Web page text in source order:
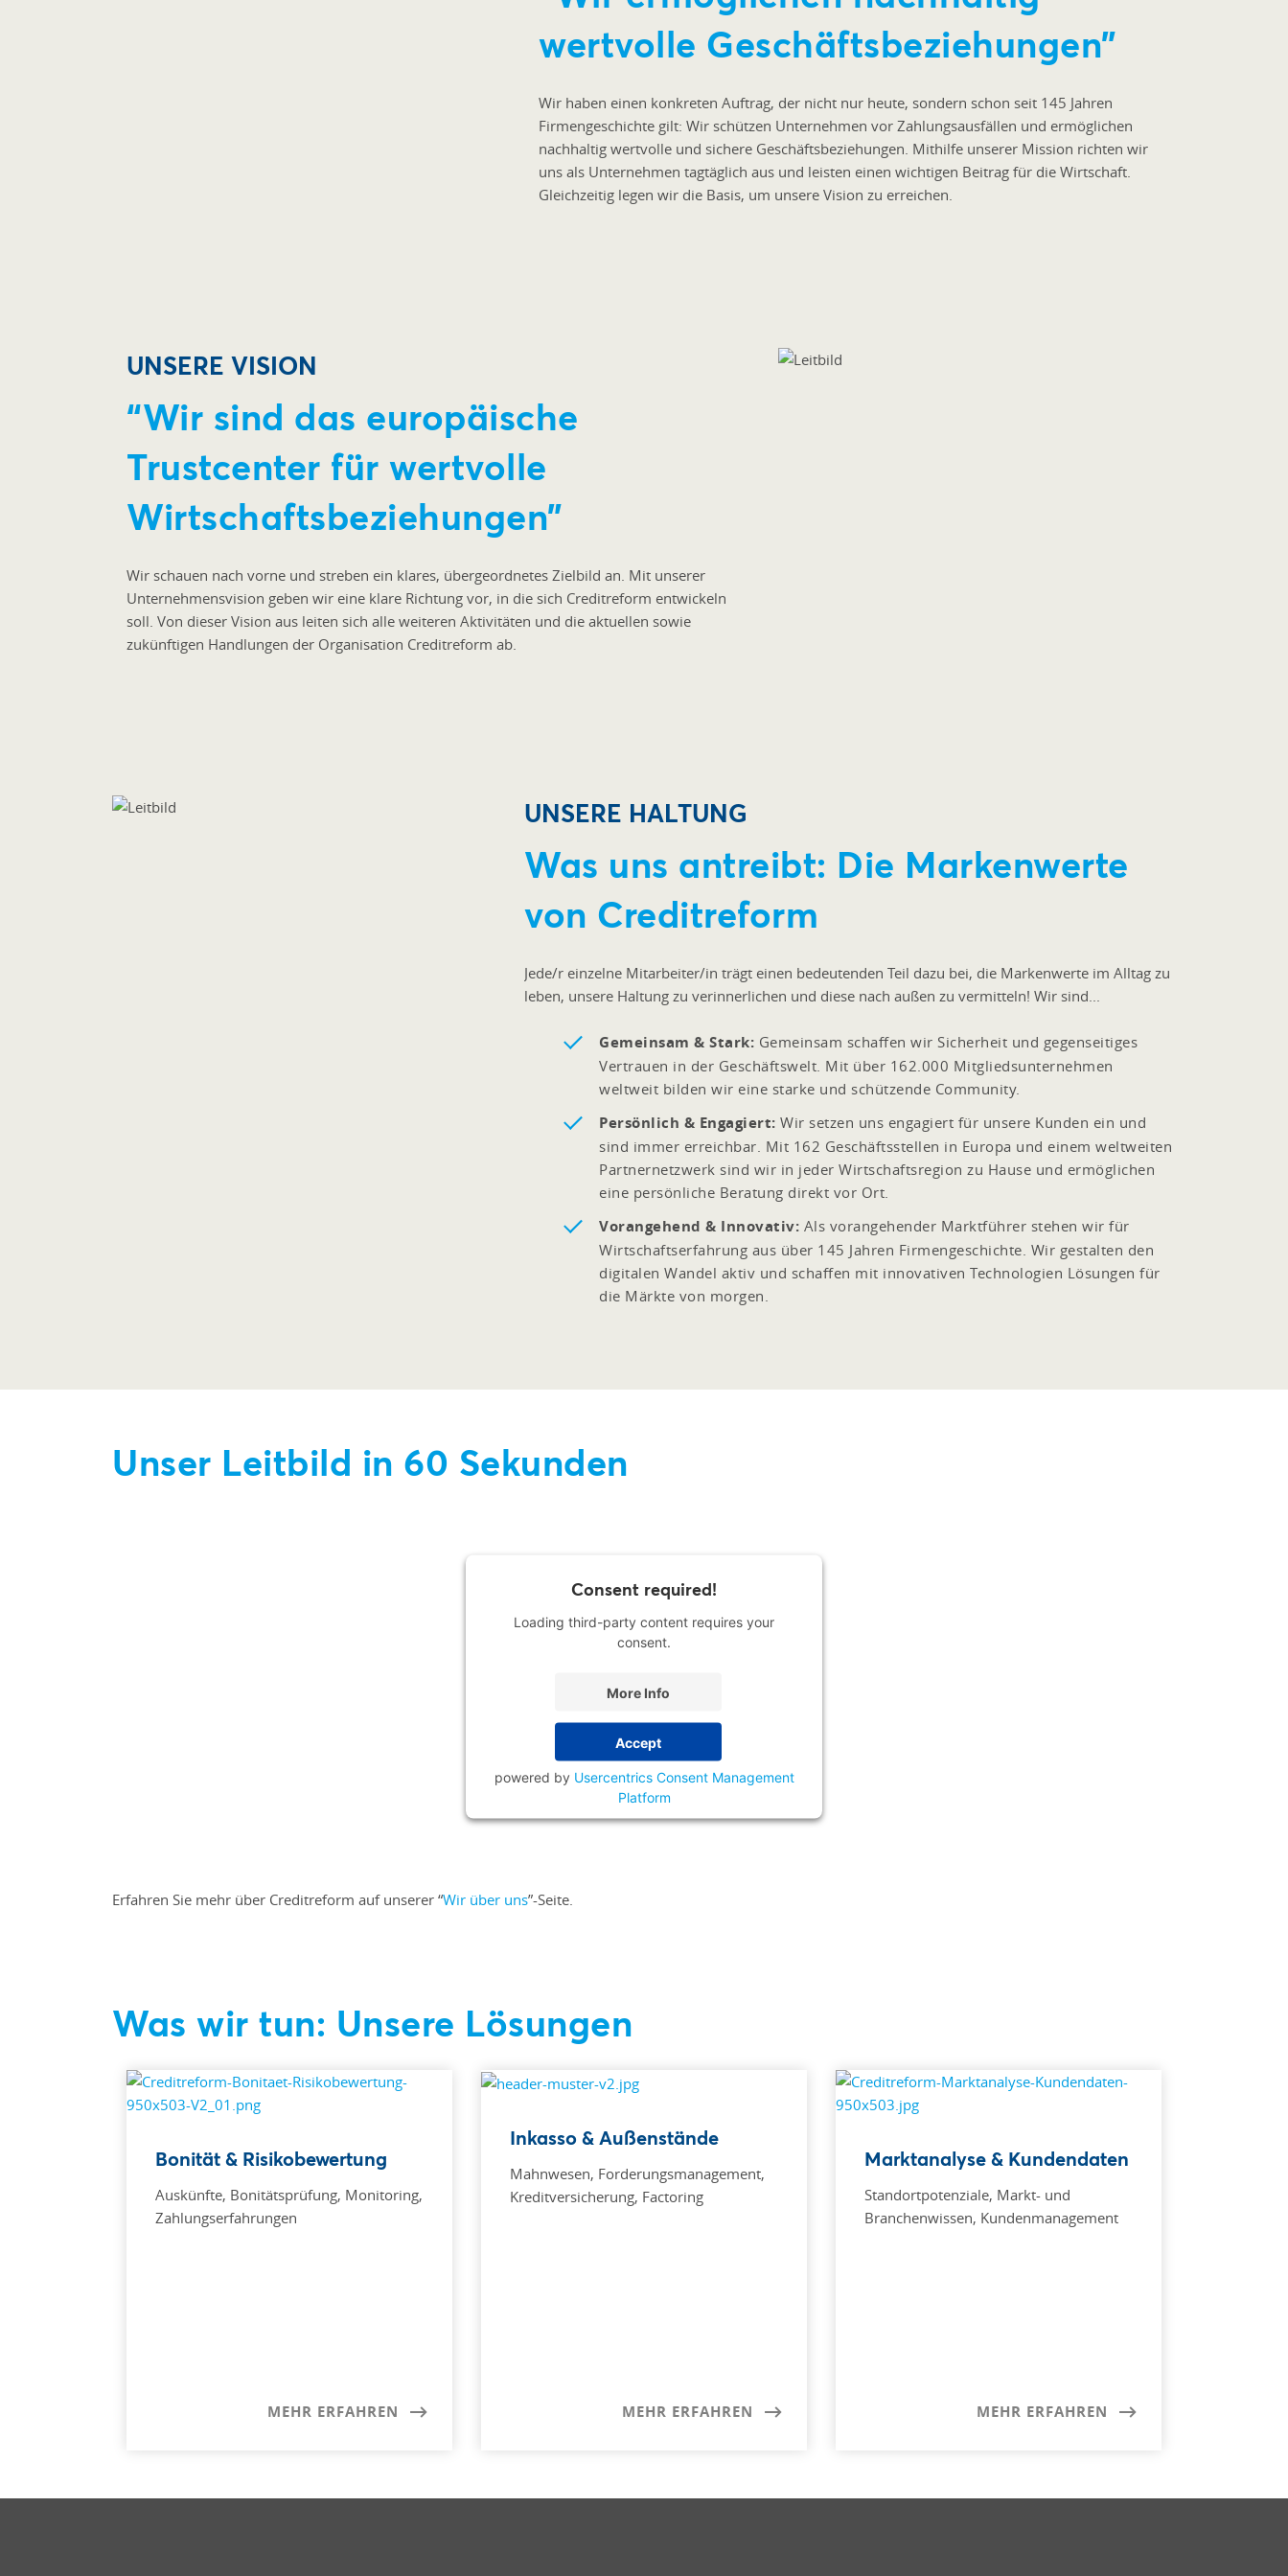
wertvolle Geschäftsbeziehungen”
Wir haben einen konkreten Auftrag, der nicht nur heute, sondern schon seit 145 Jahren
Firmengeschichte gilt: Wir schützen Unternehmen vor Zahlungsausfällen und ermöglichen
nachhaltig wertvolle und sichere Geschäftsbeziehungen. Mithilfe unserer Mission richten wir
uns als Unternehmen tagtäglich aus und leisten einen wichtigen Beitrag für die Wirtschaft.
Gleichzeitig legen wir die Basis, um unsere Vision zu erreichen.
UNSERE VISION
“Wir sind das europäische
Trustcenter für wertvolle
Wirtschaftsbeziehungen”
Wir schauen nach vorne und streben ein klares, übergeordnetes Zielbild an. Mit unserer
Unternehmensvision geben wir eine klare Richtung vor, in die sich Creditreform entwickeln
soll. Von dieser Vision aus leiten sich alle weiteren Aktivitäten und die aktuellen sowie
zukünftigen Handlungen der Organisation Creditreform ab.
UNSERE HALTUNG
Was uns antreibt: Die Markenwerte
von Creditreform
Jede/r einzelne Mitarbeiter/in trägt einen bedeutenden Teil dazu bei, die Markenwerte im Alltag zu
leben, unsere Haltung zu verinnerlichen und diese nach außen zu vermitteln! Wir sind...
Gemeinsam & Stark: Gemeinsam schaffen wir Sicherheit und gegenseitiges
Vertrauen in der Geschäftswelt. Mit über 162.000 Mitgliedsunternehmen
weltweit bilden wir eine starke und schützende Community.
Persönlich & Engagiert: Wir setzen uns engagiert für unsere Kunden ein und
sind immer erreichbar. Mit 162 Geschäftsstellen in Europa und einem weltweiten
Partnernetzwerk sind wir in jeder Wirtschaftsregion zu Hause und ermöglichen
eine persönliche Beratung direkt vor Ort.
Vorangehend & Innovativ: Als vorangehender Marktführer stehen wir für
Wirtschaftserfahrung aus über 145 Jahren Firmengeschichte. Wir gestalten den
digitalen Wandel aktiv und schaffen mit innovativen Technologien Lösungen für
die Märkte von morgen.
Unser Leitbild in 60 Sekunden
Consent required!
Loading third-party content requires your
consent.
More Info
Accept
powered by Usercentrics Consent Management
Platform
Erfahren Sie mehr über Creditreform auf unserer “Wir über uns”-Seite.
Was wir tun: Unsere Lösungen
Bonität & Risikobewertung
Auskünfte, Bonitätsprüfung, Monitoring,
Zahlungserfahrungen
MEHR ERFAHREN
Inkasso & Außenstände
Mahnwesen, Forderungsmanagement,
Kreditversicherung, Factoring
MEHR ERFAHREN
Marktanalyse & Kundendaten
Standortpotenziale, Markt- und
Branchenwissen, Kundenmanagement
MEHR ERFAHREN